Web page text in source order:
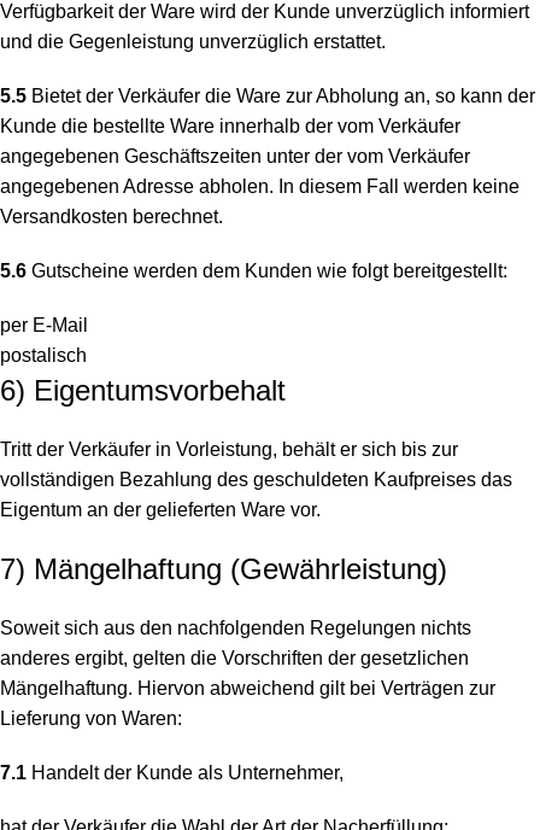
Verfügbarkeit der Ware wird der Kunde unverzüglich informiert
und die Gegenleistung unverzüglich erstattet.
5.5 Bietet der Verkäufer die Ware zur Abholung an, so kann der
Kunde die bestellte Ware innerhalb der vom Verkäufer
angegebenen Geschäftszeiten unter der vom Verkäufer
angegebenen Adresse abholen. In diesem Fall werden keine
Versandkosten berechnet.
5.6 Gutscheine werden dem Kunden wie folgt bereitgestellt:
per E-Mail
postalisch
6) Eigentumsvorbehalt
Tritt der Verkäufer in Vorleistung, behält er sich bis zur
vollständigen Bezahlung des geschuldeten Kaufpreises das
Eigentum an der gelieferten Ware vor.
7) Mängelhaftung (Gewährleistung)
Soweit sich aus den nachfolgenden Regelungen nichts
anderes ergibt, gelten die Vorschriften der gesetzlichen
Mängelhaftung. Hiervon abweichend gilt bei Verträgen zur
Lieferung von Waren:
7.1 Handelt der Kunde als Unternehmer,